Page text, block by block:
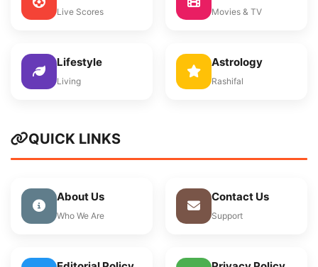
Live Scores Movies & TV
Lifestyle
Living
Astrology
Rashifal
QUICK LINKS
About Us
Who We Are
Contact Us
Support